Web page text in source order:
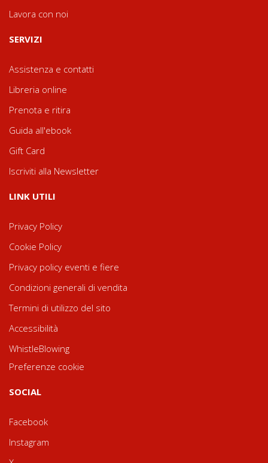
Lavora con noi
SERVIZI
Assistenza e contatti
Libreria online
Prenota e ritira
Guida all'ebook
Gift Card
Iscriviti alla Newsletter
LINK UTILI
Privacy Policy
Cookie Policy
Privacy policy eventi e fiere
Condizioni generali di vendita
Termini di utilizzo del sito
Accessibilità
WhistleBlowing
Preferenze cookie
SOCIAL
Facebook
Instagram